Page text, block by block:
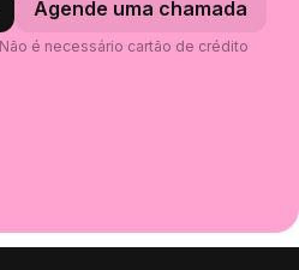
Agende uma chamada
é necessário cartão de crédito